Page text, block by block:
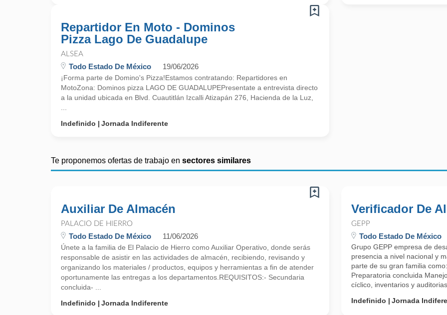
Repartidor En Moto - Dominos
Pizza Lago De Guadalupe
ALSEA
Todo Estado De México 19/06/2026
¡Forma parte de Domino's Pizza!Estamos contratando: Repartidores en
MotoZona: Dominos pizza LAGO DE GUADALUPEPresentate a entrevista directo
a la unidad ubicada en Blvd. Cuautitlán Izcalli Atizapán 276, Hacienda de la Luz,
Indefinido
Jornada Indiferente
Te proponemos ofertas de trabajo en sectores similares
Auxiliar De Almacén
PALACIO DE HIERRO
Todo Estado De México 11/06/2026
Únete a la familia de El Palacio de Hierro como Auxiliar Operativo, donde serás
responsable de asistir en las actividades de almacén, recibiendo, revisando y
organizando los materiales / productos, equipos y herramientas a fin de atender
oportunamente las entregas a los departamentos.REQUISITOS:- Secundaria
concluida- ...
Indefinido
Jornada Indiferente
Verificador De
GEPP
Todo Estado De México
Grupo GEPP empresa de
presencia a nivel nacional y
parte de su gran familia
Preparatoria concluida
cíclico, inventarios y
Indefinido
Jornada